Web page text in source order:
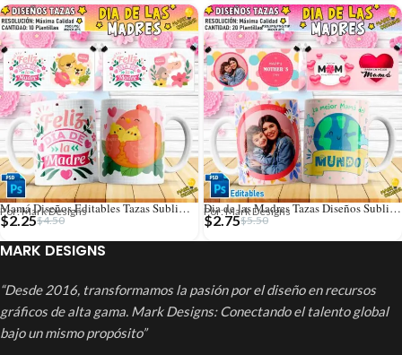
Mamá Diseños Editables Tazas Sublimación
Por: Mark Designs
$4.50
$2.25
Dia de las Madres Tazas Diseños Sublimación
Por: Mark Designs
$5.50
$2.75
MARK DESIGNS
“Desde 2016, transformamos la pasión por el diseño en recursos
gráficos de alta gama. Mark Designs: Conectando el talento global
bajo un mismo propósito”